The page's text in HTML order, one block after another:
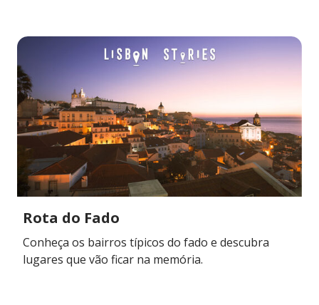
Rota do Fado
Conheça os bairros típicos do fado e descubra
lugares que vão ficar na memória.